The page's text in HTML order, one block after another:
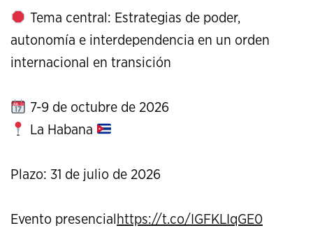
Tema central: Estrategias de poder,
autonomía e interdependencia en un orden
internacional en transición
7-9 de octubre de 2026
La Habana
Plazo: 31 de julio de 2026
Evento presencial https://t.co/IGFKLIqGE0